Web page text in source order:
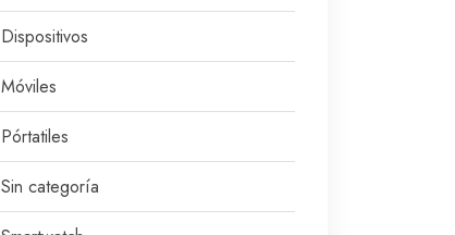
Dispositivos
Móviles
Pórtatiles
Sin categoría